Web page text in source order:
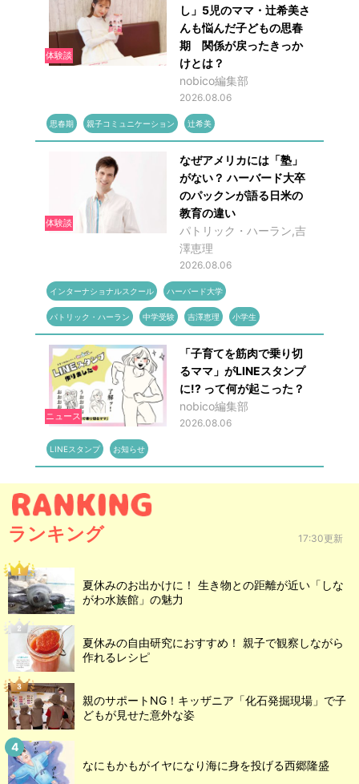
体験談
し」5児のママ・辻希美さ
んも悩んだ子どもの思春
期 関係が戻ったきっか
けとは？
nobico編集部
2026.08.06
思春期 親子コミュニケーション 辻希美
体験談
なぜアメリカには「塾」
がない？ ハーバード大卒
のパックンが語る日米の
教育の違い
パトリック・ハーラン,吉
澤恵理
2026.08.06
インターナショナルスクール ハーバード大学
パトリック・ハーラン 中学受験 吉澤恵理 小学生
ニュース
「子育てを筋肉で乗り切
るママ」がLINEスタンプ
に!? って何が起こった？
nobico編集部
2026.08.06
LINEスタンプ お知らせ
ランキング 17:30更新
夏休みのお出かけに！ 生き物との距離が近い「しな
がわ水族館」の魅力
夏休みの自由研究におすすめ！ 親子で観察しながら
作れるレシピ
親のサポートNG！キッザニア「化石発掘現場」で子
どもが見せた意外な姿
なにもかもがイヤになり海に身を投げる西郷隆盛